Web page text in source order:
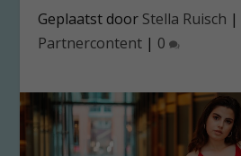
Geplaatst door Stella Ruisch |
Partnercontent | 0